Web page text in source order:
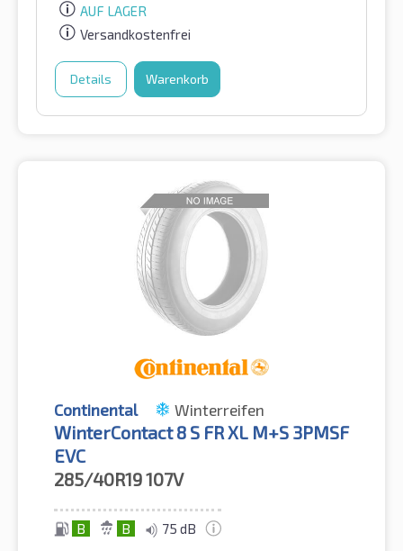
AUF LAGER
Versandkostenfrei
Details Warenkorb
Continental Winterreifen
WinterContact 8 S FR XL M+S 3PMSF
EVC
285/40R19107V
B B 75 dB